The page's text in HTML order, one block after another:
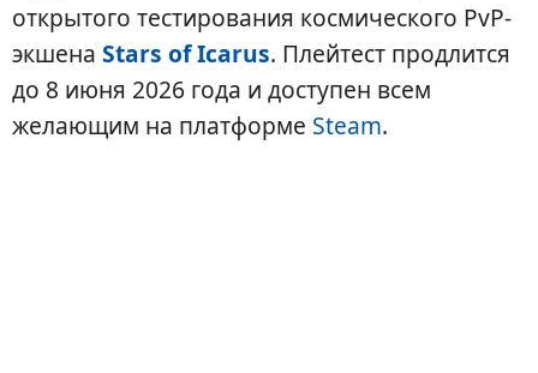
открытого тестирования космического PvP-
экшена Stars of Icarus. Плейтест продлится
до 8 июня 2026 года и доступен всем
желающим на платформе Steam.